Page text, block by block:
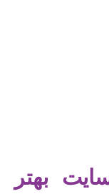
بهتر